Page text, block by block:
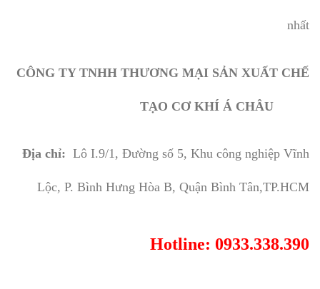
nhất
CÔNG TY TNHH THƯƠNG MẠI SẢN XUẤT CHẾ
TẠO CƠ KHÍ Á CHÂU
Địa chỉ: Lô I.9/1, Đường số 5, Khu công nghiệp Vĩnh
Lộc, P. Bình Hưng Hòa B, Quận Bình Tân,TP.HCM
Hotline: 0933.338.390